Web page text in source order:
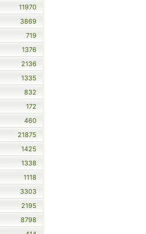
11970
3869
719
1376
2136
1335
832
172
460
21875
1425
1338
1118
3303
2195
8798